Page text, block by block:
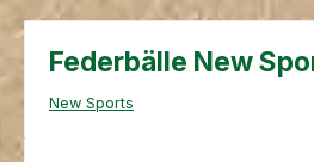
Federbälle New
New Sports